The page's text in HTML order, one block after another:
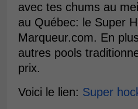
avec tes chums au
au Québec: le Super
Marqueur.com. En
autres pools
prix.
Voici le lien: Super